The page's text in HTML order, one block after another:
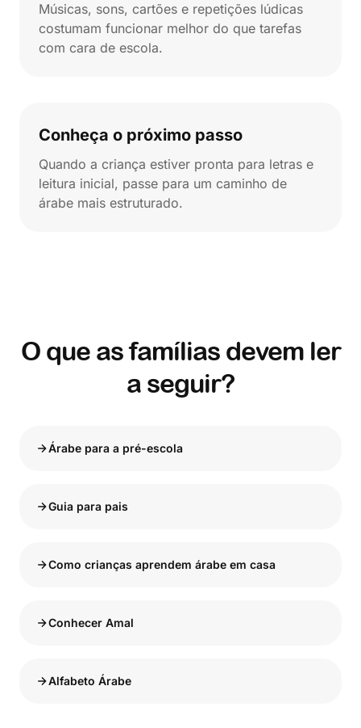
Músicas, sons, cartões e repetições lúdicas
costumam funcionar melhor do que tarefas
com cara de escola.
Conheça o próximo passo
Quando a criança estiver pronta para letras e
leitura inicial, passe para um caminho de
árabe mais estruturado.
O que as famílias devem ler
a seguir?
Árabe para a pré-escola
Guia para pais
Como crianças aprendem árabe em casa
Conhecer Amal
Alfabeto Árabe